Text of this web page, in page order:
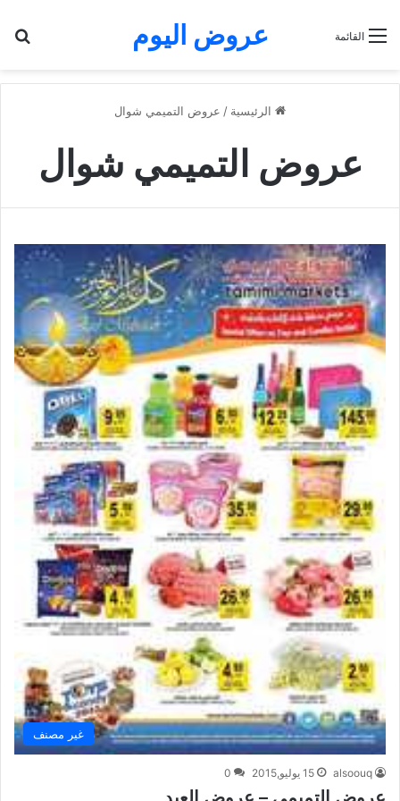
عروض اليوم القائمة
الرئيسية / عروض التميمي شوال
عروض التميمي شوال
غير مصنف
alsoouq 15 يوليو,2015 0